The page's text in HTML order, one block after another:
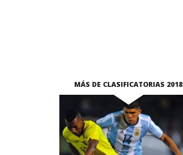
MÁS DE CLASIFICATORIAS 2018
LEER MÁS